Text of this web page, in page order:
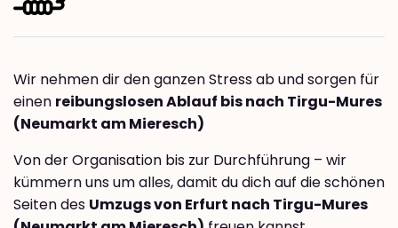
Wir nehmen dir den ganzen Stress ab und sorgen für
einen reibungslosen Ablauf bis nach Tirgu-Mures
(Neumarkt am Mieresch)
Von der Organisation bis zur Durchführung – wir
kümmern uns um alles, damit du dich auf die schönen
Seiten des Umzugs von Erfurt nach Tirgu-Mures